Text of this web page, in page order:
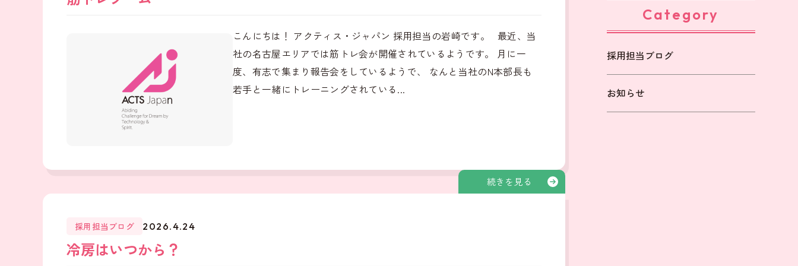
こんにちは！ アクティス・ジャパン 採用担当の岩崎です。 最近、当
社の名古屋エリアでは筋トレ会が開催されているようです。 月に一
度、有志で集まり報告会をしているようで、 なんと当社のN本部長も
若手と一緒にトレーニングされている...
続きを見る
採用担当ブログ 2026.4.24
冷房はいつから？
Category
採用担当ブログ
お知らせ